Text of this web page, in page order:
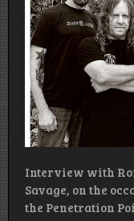
Interview with
Savage, on the
the Penetration